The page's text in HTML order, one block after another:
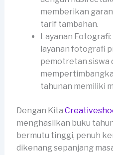
memberikan
tarif tambahan.
Layanan
layanan fotografi
pemotretan siswa
tahunan memiliki
Dengan Kita
menghasilkan buku
bermutu tinggi, penuh
dikenang sepanjang